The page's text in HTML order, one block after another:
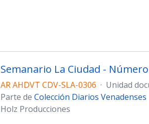
Semanario La Ciudad -
AR AHDVT CDV-SLA-0306 · Unidad
Parte de Colección Diarios Venadenses
Holz Producciones